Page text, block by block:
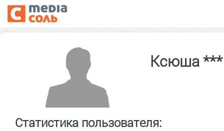
Ксюша
Статистика пользователя: